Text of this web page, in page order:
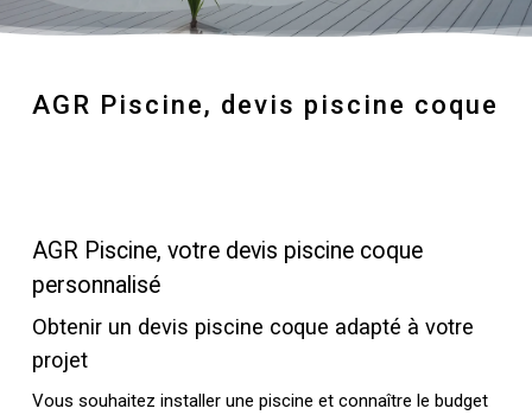
AGR Piscine, devis piscine coque
AGR Piscine, votre devis piscine coque
personnalisé
Obtenir un devis piscine coque adapté à votre
projet
Vous souhaitez installer une piscine et connaître le budget